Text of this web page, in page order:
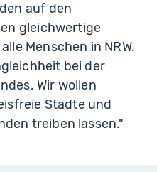
auf den
gleichwertige
Menschen in NRW.
bei der
Wir wollen
Städte und
treiben lassen."